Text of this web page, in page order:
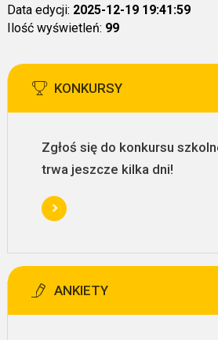
Data edycji: 2025-12-19 19:41:59
Ilość wyświetleń: 99
KONKURSY
Zgłoś się do konkursu
trwa jeszcze kilka dni!
ANKIETY